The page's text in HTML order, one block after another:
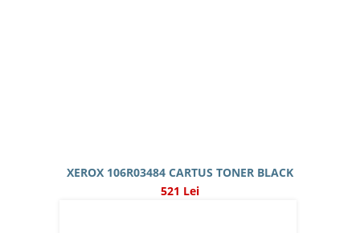
XEROX 106R03484 CARTUS TONER BLACK
521 Lei